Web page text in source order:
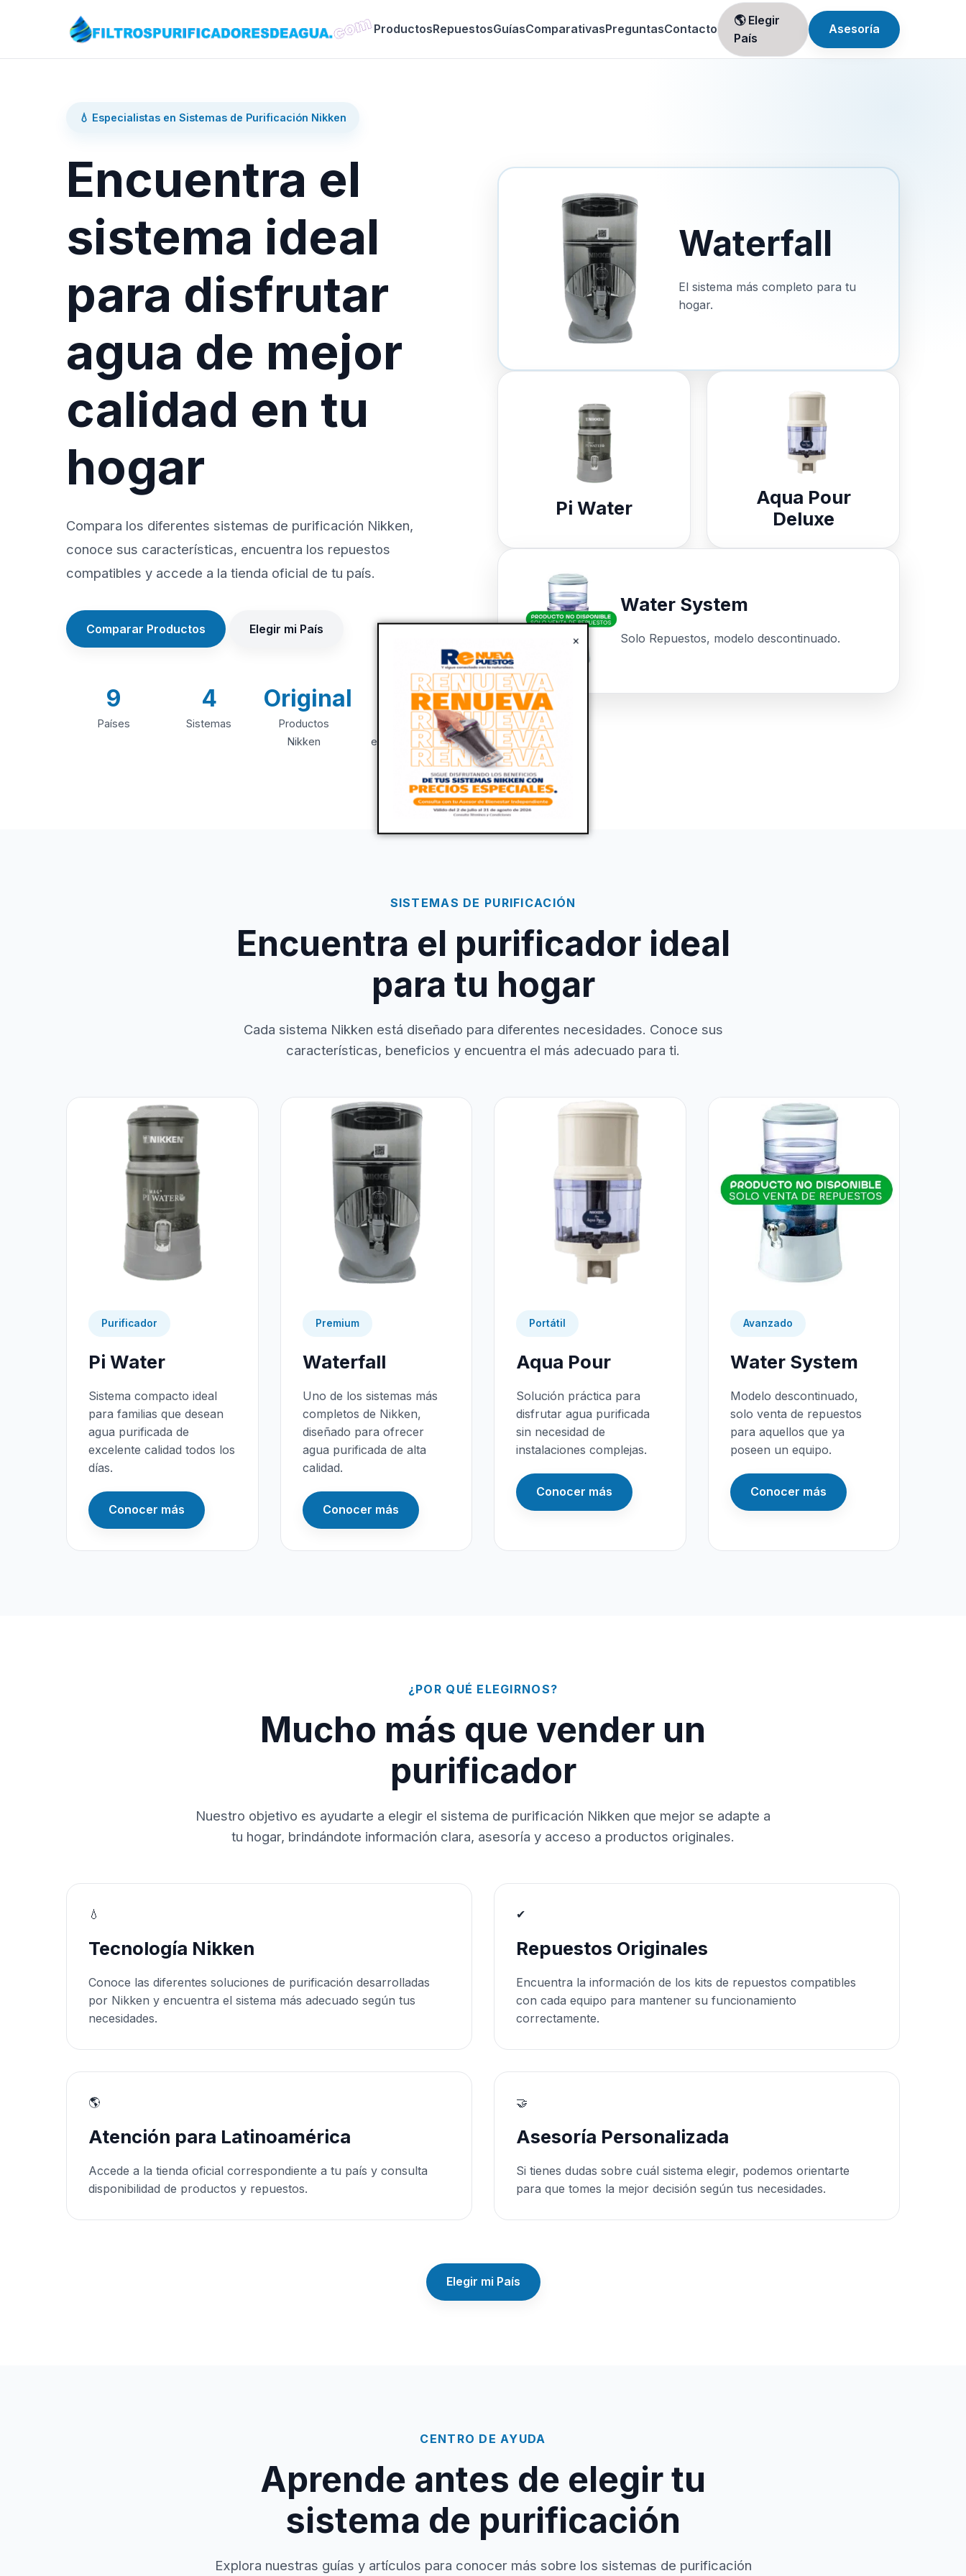
×
ProductosRepuestosGuíasComparativasPreguntasContacto
🌎 Elegir
País
Asesoría
💧 Especialistas en Sistemas de Purificación Nikken
Encuentra el
sistema ideal
para disfrutar
agua de mejor
calidad en tu
hogar
Compara los diferentes sistemas de purificación Nikken,
conoce sus características, encuentra los repuestos
compatibles y accede a la tienda oficial de tu país.
Comparar Productos Elegir mi País
9
Países
4
Sistemas
Original
Productos
Nikken
+20
Años de
experiencia
Waterfall
El sistema más completo para tu
hogar.
Pi Water
Aqua Pour
Deluxe
Water System
Solo Repuestos, modelo descontinuado.
SISTEMAS DE PURIFICACIÓN
Encuentra el purificador ideal
para tu hogar
Cada sistema Nikken está diseñado para diferentes necesidades. Conoce sus
características, beneficios y encuentra el más adecuado para ti.
Purificador
Pi Water
Sistema compacto ideal
para familias que desean
agua purificada de
excelente calidad todos los
días.
Conocer más
Premium
Waterfall
Uno de los sistemas más
completos de Nikken,
diseñado para ofrecer
agua purificada de alta
calidad.
Conocer más
Portátil
Aqua Pour
Solución práctica para
disfrutar agua purificada
sin necesidad de
instalaciones complejas.
Conocer más
Avanzado
Water System
Modelo descontinuado,
solo venta de repuestos
para aquellos que ya
poseen un equipo.
Conocer más
¿POR QUÉ ELEGIRNOS?
Mucho más que vender un
purificador
Nuestro objetivo es ayudarte a elegir el sistema de purificación Nikken que mejor se adapte a
tu hogar, brindándote información clara, asesoría y acceso a productos originales.
💧
Tecnología Nikken
Conoce las diferentes soluciones de purificación desarrolladas
por Nikken y encuentra el sistema más adecuado según tus
necesidades.
✔
Repuestos Originales
Encuentra la información de los kits de repuestos compatibles
con cada equipo para mantener su funcionamiento
correctamente.
🌎
Atención para Latinoamérica
Accede a la tienda oficial correspondiente a tu país y consulta
disponibilidad de productos y repuestos.
🤝
Asesoría Personalizada
Si tienes dudas sobre cuál sistema elegir, podemos orientarte
para que tomes la mejor decisión según tus necesidades.
Elegir mi País
CENTRO DE AYUDA
Aprende antes de elegir tu
sistema de purificación
Explora nuestras guías y artículos para conocer más sobre los sistemas de purificación